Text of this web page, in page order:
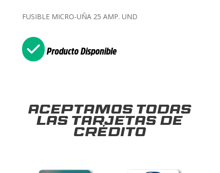
FUSIBLE MICRO-UÑA 25 AMP. UND
Producto Disponible
Aceptamos todas
las tarjetas de
crédito